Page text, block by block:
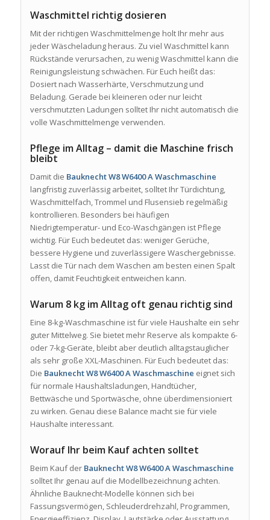
Waschmittel richtig dosieren
Mit der richtigen Waschmittelmenge holt Ihr mehr aus
jeder Wäscheladung heraus. Zu viel Waschmittel kann
Rückstände verursachen, zu wenig Waschmittel kann die
Reinigungsleistung schwächen. Für Euch heißt das:
Dosiert nach Wasserhärte, Verschmutzung und
Beladung. Gerade bei kleineren oder nur leicht
verschmutzten Ladungen solltet Ihr nicht automatisch die
volle Waschmittelmenge verwenden.
Pflege im Alltag – damit die Maschine frisch
bleibt
Damit die Bauknecht W8 W6400 A Waschmaschine
langfristig zuverlässig arbeitet, solltet Ihr Türdichtung,
Waschmittelfach, Trommel und Flusensieb regelmäßig
kontrollieren. Besonders bei häufigen
Niedrigtemperatur- und Eco-Waschgängen ist Pflege
wichtig. Für Euch bedeutet das: weniger Gerüche,
bessere Hygiene und zuverlässigere Waschergebnisse.
Lasst die Tür nach dem Waschen am besten einen Spalt
offen, damit Feuchtigkeit entweichen kann.
Warum 8 kg im Alltag oft genau richtig sind
Eine 8-kg-Waschmaschine ist für viele Haushalte ein sehr
guter Mittelweg. Sie bietet mehr Reserve als kompakte 6-
oder 7-kg-Geräte, bleibt aber deutlich alltagstauglicher
als sehr große XXL-Maschinen. Für Euch bedeutet das:
Die Bauknecht W8 W6400 A Waschmaschine eignet sich
für normale Haushaltsladungen, Handtücher,
Bettwäsche und Sportwäsche, ohne überdimensioniert
zu wirken. Genau diese Balance macht sie für viele
Haushalte interessant.
Worauf Ihr beim Kauf achten solltet
Beim Kauf der Bauknecht W8 W6400 A Waschmaschine
solltet Ihr genau auf die Modellbezeichnung achten.
Ähnliche Bauknecht-Modelle können sich bei
Fassungsvermögen, Schleuderdrehzahl, Programmen,